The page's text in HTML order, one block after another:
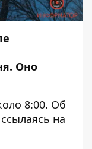
Оно
8:00. Об
на